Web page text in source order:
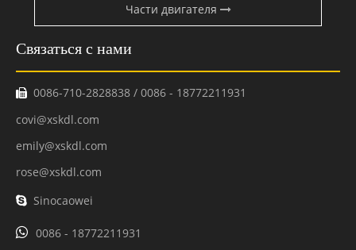
Части двигателя
Связаться с нами
 0086-710-2828838 / 0086 - 18772211931
covi@xskdl.com
emily@xskdl.com
rose@xskdl.com
 Sinocaowei
 0086 - 18772211931